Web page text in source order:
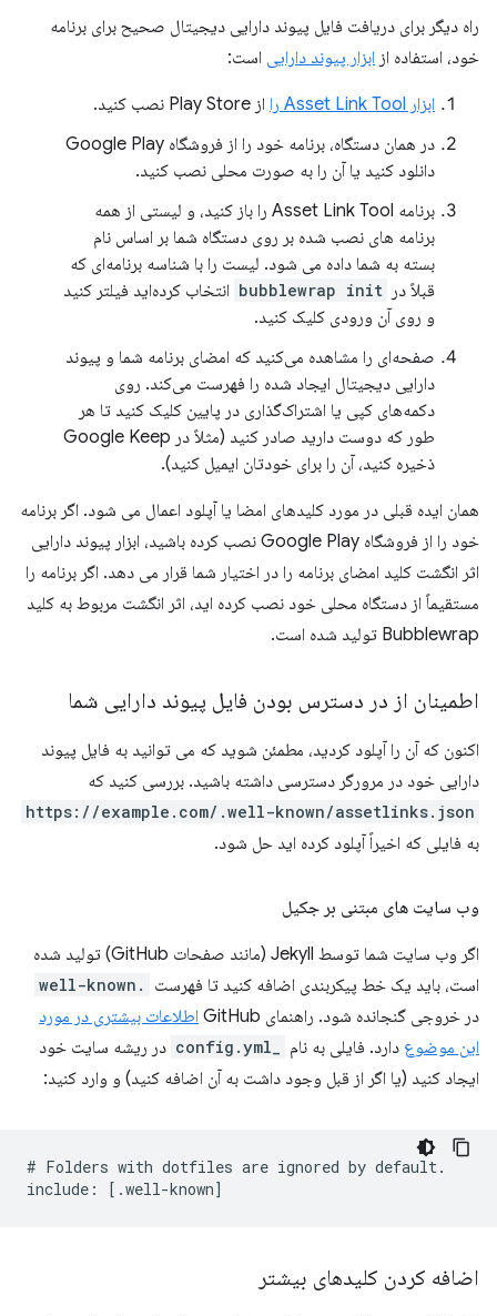
راه دیگر برای دریافت فایل پیوند دارایی دیجیتال صحیح برای برنامه
خود، استفاده از ابزار پیوند دارایی است:
ابزار Asset Link Tool را
از Play Store نصب کنید.
در همان دستگاه، برنامه خود را از فروشگاه Google Play
دانلود کنید یا آن را به صورت محلی نصب کنید.
برنامه Asset Link Tool را باز کنید، و لیستی از همه
برنامه های نصب شده بر روی دستگاه شما بر اساس نام
بسته به شما داده می شود. لیست را با شناسه برنامه‌ای که
قبلاً در bubblewrap init انتخاب کرده‌اید فیلتر کنید
و روی آن ورودی کلیک کنید.
صفحه‌ای را مشاهده می‌کنید که امضای برنامه شما و پیوند
دارایی دیجیتال ایجاد شده را فهرست می‌کند. روی
دکمه‌های کپی یا اشتراک‌گذاری در پایین کلیک کنید تا هر
طور که دوست دارید صادر کنید (مثلاً در Google Keep
ذخیره کنید، آن را برای خودتان ایمیل کنید).
همان ایده قبلی در مورد کلیدهای امضا یا آپلود اعمال می شود. اگر برنامه
خود را از فروشگاه Google Play نصب کرده باشید، ابزار پیوند دارایی
اثر انگشت کلید امضای برنامه را در اختیار شما قرار می دهد. اگر برنامه را
مستقیماً از دستگاه محلی خود نصب کرده اید، اثر انگشت مربوط به کلید
Bubblewrap تولید شده است.
اطمینان از در دسترس بودن فایل پیوند دارایی شما
اکنون که آن را آپلود کردید، مطمئن شوید که می توانید به فایل پیوند
دارایی خود در مرورگر دسترسی داشته باشید. بررسی کنید که
https://example.com/.well-known/assetlinks.json
به فایلی که اخیراً آپلود کرده اید حل شود.
وب سایت های مبتنی بر جکیل
اگر وب سایت شما توسط Jekyll (مانند صفحات GitHub) تولید شده
است، باید یک خط پیکربندی اضافه کنید تا فهرست
.well-known
در خروجی گنجانده شود. راهنمای GitHub
اطلاعات بیشتری در مورد
این موضوع دارد. فایلی به نام
در ریشه سایت خود
ایجاد کنید (یا اگر از قبل وجود داشت به آن اضافه کنید) و وارد کنید:
# Folders with dotfiles are ignored by default.
اضافه کردن کلیدهای بیشتر